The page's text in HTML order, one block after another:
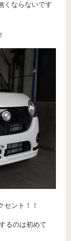
くならないです
ント！！
るのは初めて